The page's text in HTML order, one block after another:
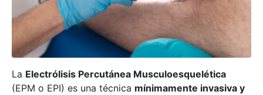
La Electrólisis Percutánea Musculoesquelética
(EPM o EPI) es una técnica mínimamente invasiva y